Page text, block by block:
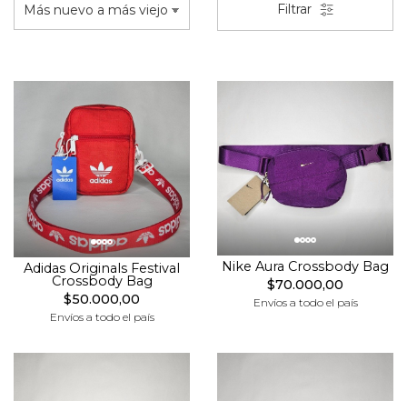
Filtrar
Adidas Originals Festival
Crossbody Bag
$50.000,00
Envíos a todo el país
Nike Aura Crossbody Bag
$70.000,00
Envíos a todo el país